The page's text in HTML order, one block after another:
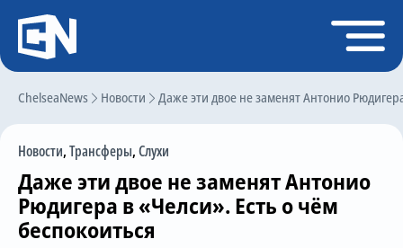
ChelseaNews Новости Даже эти двое не заменят Антонио
Новости,Трансферы,Слухи
Даже эти двое не заменят Антонио
Рюдигера в «Челси». Есть о чём
беспокоиться
Регистрация
Главная
Чат
Трансферы
Слухи